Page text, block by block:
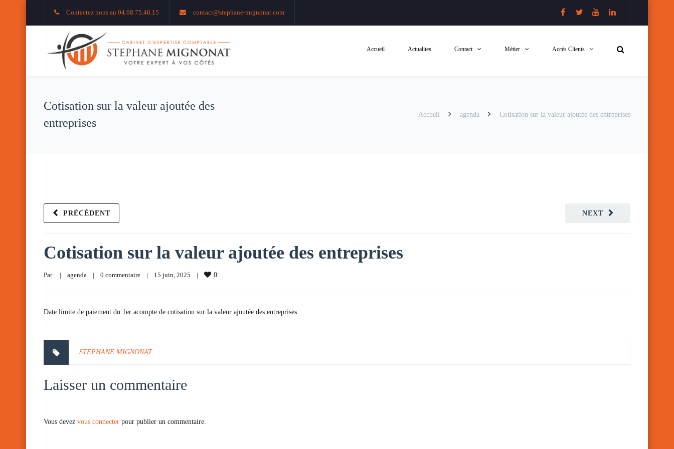
Contactez nous au 04.68.75.46.15 contact@stephane-mignonat.com
Accueil Actualites Contact Métier Accès Clients
Cotisation sur la valeur ajoutée des
entreprises
Accueil agenda Cotisation sur la valeur ajoutée des entreprises
NEXT
PRÉCÉDENT
Cotisation sur la valeur ajoutée des entreprises
Par | agenda | 0 commentaire | 15 juin, 2025 | 0
Date limite de paiement du 1er acompte de cotisation sur la valeur ajoutée des entreprises
STEPHANE MIGNONAT
Laisser un commentaire
Vous devez vous connecter pour publier un commentaire.